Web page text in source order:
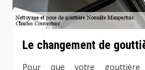
Le changement de
Pour que votre gouttière